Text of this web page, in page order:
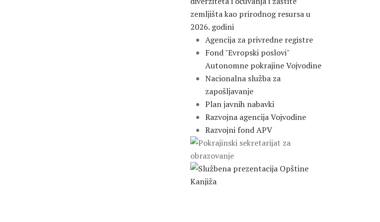
zemljišta kao prirodnog resursa u
2026. godini
Agencija za privredne registre
Fond "Evropski poslovi"
Autonomne pokrajine Vojvodine
Nacionalna služba za
zapošljavanje
Plan javnih nabavki
Razvojna agencija Vojvodine
Razvojni fond APV